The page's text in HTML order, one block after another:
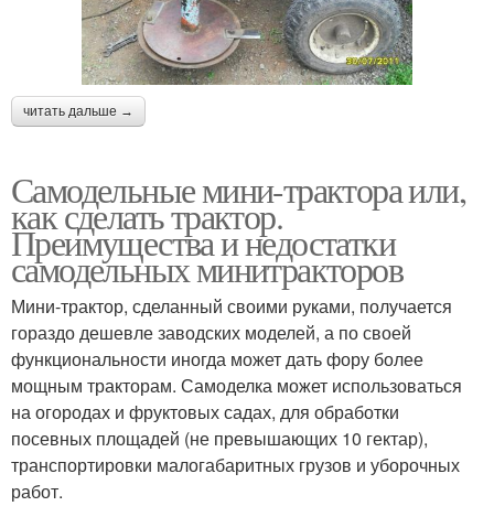
читать дальше →
Самодельные мини-трактора или,
как сделать трактор.
Преимущества и недостатки
самодельных минитракторов
Мини-трактор, сделанный своими руками, получается
гораздо дешевле заводских моделей, а по своей
функциональности иногда может дать фору более
мощным тракторам. Самоделка может использоваться
на огородах и фруктовых садах, для обработки
посевных площадей (не превышающих 10 гектар),
транспортировки малогабаритных грузов и уборочных
работ.